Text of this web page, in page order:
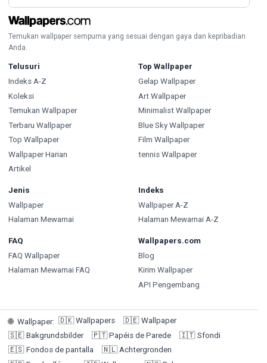
Temukan wallpaper sempurna yang sesuai dengan gaya dan kepribadian
Anda.
Telusuri
Indeks A-Z
Koleksi
Temukan Wallpaper
Terbaru Wallpaper
Top Wallpaper
Wallpaper Harian
Artikel
Top Wallpaper
Gelap Wallpaper
Art Wallpaper
Minimalist Wallpaper
Blue Sky Wallpaper
Film Wallpaper
tennis Wallpaper
Jenis
Wallpaper
Halaman Mewarnai
Indeks
Wallpaper A-Z
Halaman Mewarnai A-Z
FAQ
FAQ Wallpaper
Halaman Mewarnai FAQ
Wallpapers.com
Blog
Kirim Wallpaper
API Pengembang
🌐 Wallpaper: 🇩🇰 Wallpapers 🇩🇪 Wallpaper
🇸🇪 Bakgrundsbilder 🇵🇹 Papéis de Parede 🇮🇹 Sfondi
🇪🇸 Fondos de pantalla 🇳🇱 Achtergronden